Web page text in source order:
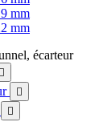
mm
mm
écarteur


